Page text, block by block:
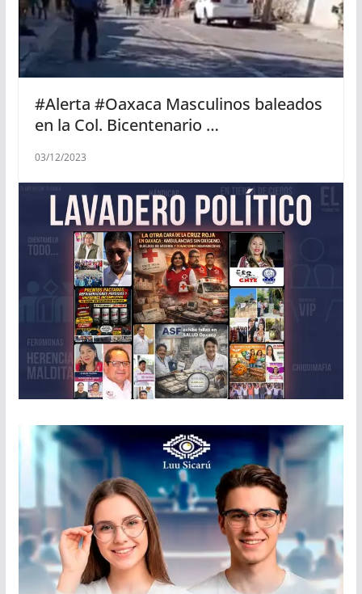
#Alerta #Oaxaca Masculinos baleados
en la Col. Bicentenario …
03/12/2023